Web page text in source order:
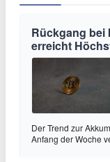
Rückgang bei
erreicht
Der Trend zur
Anfang der Woche